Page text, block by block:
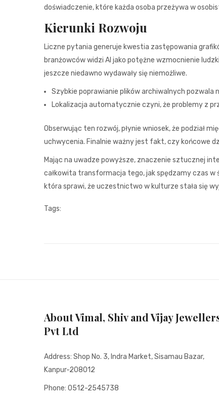
doświadczenie, które każda osoba przeżywa w
Kierunki Rozwoju
Liczne pytania generuje kwestia zastępowania
branżowców widzi AI jako potężne wzmocnienie
jeszcze niedawno wydawały się niemożliwe.
Szybkie poprawianie plików archiwalnych pozwala
Lokalizacja automatycznie czyni, że problemy z
Obserwując ten rozwój, płynie wniosek, że podział
uchwycenia. Finalnie ważny jest fakt, czy końcowe
Mając na uwadze powyższe, znaczenie sztucznej
całkowita transformacja tego, jak spędzamy czas w
która sprawi, że uczestnictwo w kulturze stała się
Tags:
About Vimal, Shiv and Vijay
Pvt Ltd
Address: Shop No. 3, Indra Market, Sisamau Bazar,
Kanpur-208012
Phone: 0512-2545738